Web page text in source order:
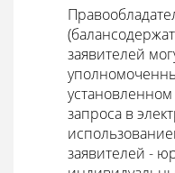
заявителей
запроса в
заявителей -